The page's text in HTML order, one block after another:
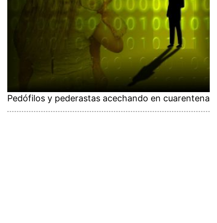
Pedófilos y pederastas acechando en cuarentena